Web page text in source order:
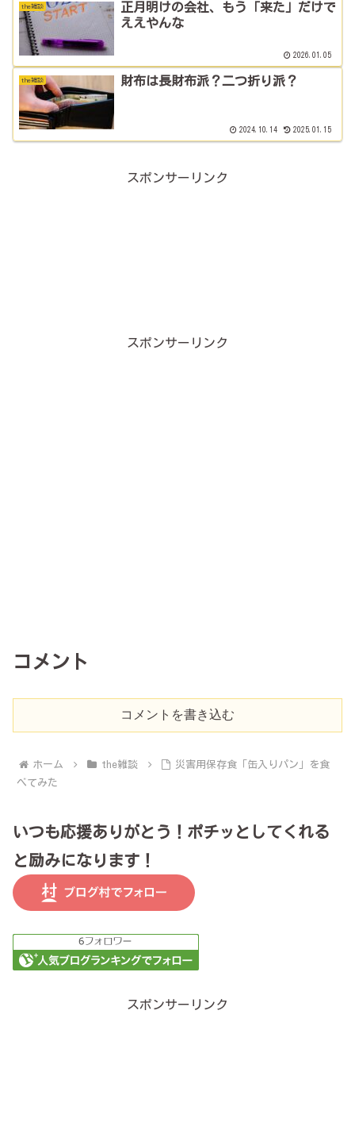
the雑談
正月明けの会社、もう「来た」だけで
ええやんな
2026.01.05
the雑談 財布は長財布派？二つ折り派？
2024.10.14 2025.01.15
スポンサーリンク
スポンサーリンク
コメント
コメントを書き込む
ホーム the雑談
災害用保存食「缶入りパン」を食
べてみた
いつも応援ありがとう！ポチッとしてくれる
と励みになります！
スポンサーリンク